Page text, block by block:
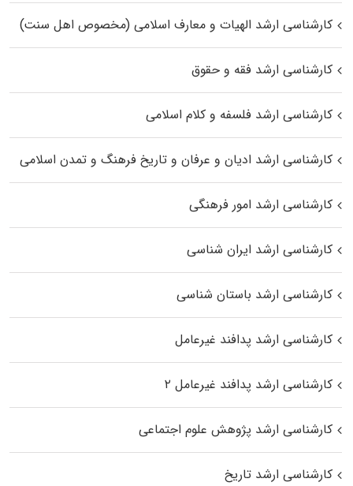
کارشناسی ارشد الهیات و معارف اسلامی (مخصوص اهل سنت)
کارشناسی ارشد فقه و حقوق
کارشناسی ارشد فلسفه و کلام اسلامی
کارشناسی ارشد ادیان و عرفان و تاریخ فرهنگ و تمدن اسلامی
کارشناسی ارشد امور فرهنگی
کارشناسی ارشد ایران شناسی
کارشناسی ارشد باستان شناسی
کارشناسی ارشد پدافند غیرعامل
کارشناسی ارشد پدافند غیرعامل ۲
کارشناسی ارشد پژوهش علوم اجتماعی
کارشناسی ارشد تاریخ